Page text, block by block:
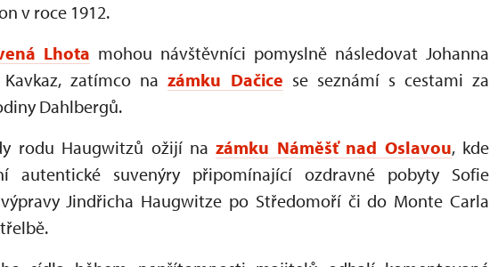
v roce 1912.
Lhota mohou návštěvníci pomyslně následovat Johanna
Kavkaz, zatímco nazámku Dačice se seznámí s cestami za
Dahlbergů.
rodu Haugwitzů ožijí nazámku Náměšť nad Oslavou, kde
autentické suvenýry připomínající ozdravné pobyty Sofie
Jindřicha Haugwitze po Středomoří či do Monte Carla